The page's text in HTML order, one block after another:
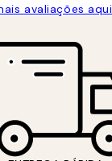
avaliações aqui